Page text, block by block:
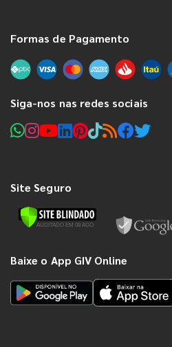
Formas de Pagamento
Siga-nos nas redes sociais
Site Seguro
Baixe o App GIV Online